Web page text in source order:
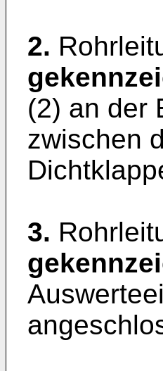
2.
(2) an der
zwischen
3.